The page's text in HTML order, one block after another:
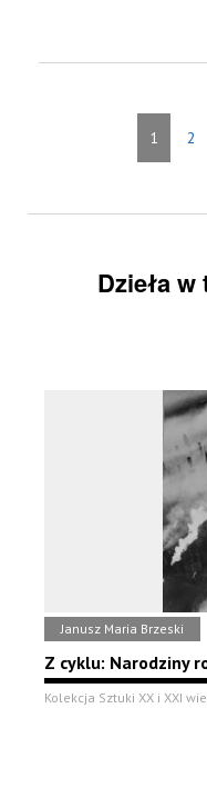
1 2
Dzieła
Janusz Maria Brzeski
Z cyklu: Narodziny
Kolekcja Sztuki XX i XXI